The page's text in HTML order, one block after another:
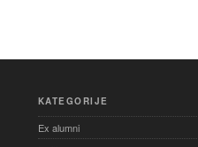
KATEGORIJE
Ex alumni